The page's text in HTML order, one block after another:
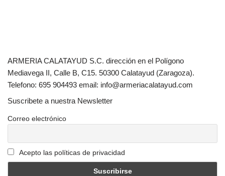
ARMERIA CALATAYUD S.C. dirección en el Polígono
Mediavega II, Calle B, C15. 50300 Calatayud (Zaragoza).
Telefono: 695 904493 email: info@armeriacalatayud.com
Suscribete a nuestra Newsletter
Correo electrónico
Acepto las políticas de privacidad